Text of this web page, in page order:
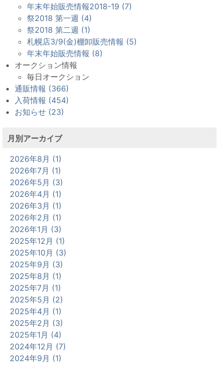
年末年始販売情報2018-19 (7)
祭2018 第一週 (4)
祭2018 第二週 (1)
札幌店3/9(金)棚卸販売情報 (5)
年末年始販売情報 (8)
オークション情報
毎日オークション
通販情報 (366)
入荷情報 (454)
お知らせ (23)
月別アーカイブ
2026年8月 (1)
2026年7月 (1)
2026年5月 (3)
2026年4月 (1)
2026年3月 (1)
2026年2月 (1)
2026年1月 (3)
2025年12月 (1)
2025年10月 (3)
2025年9月 (3)
2025年8月 (1)
2025年7月 (1)
2025年5月 (2)
2025年4月 (1)
2025年2月 (3)
2025年1月 (4)
2024年12月 (7)
2024年9月 (1)